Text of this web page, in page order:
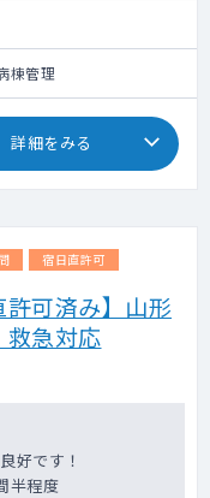
棟管理
詳細をみる
宿日直許可
許可済み】山形
救急対応
好です！
半程度